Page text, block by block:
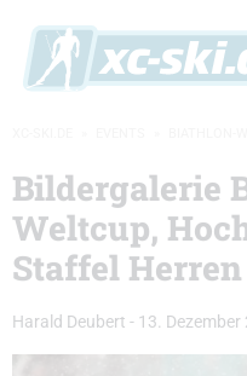
Bildergalerie
Weltcup,
Staffel Herren
Harald Deubert - 13. Dezember